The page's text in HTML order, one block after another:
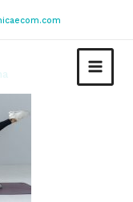
MAIN